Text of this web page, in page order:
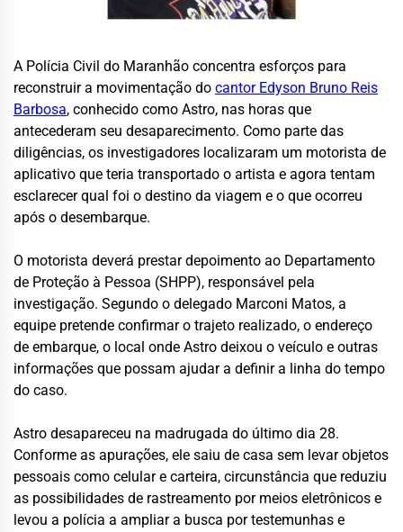
A Polícia Civil do Maranhão concentra esforços para
reconstruir a movimentação do cantor Edyson Bruno Reis
Barbosa, conhecido como Astro, nas horas que
antecederam seu desaparecimento. Como parte das
diligências, os investigadores localizaram um motorista de
aplicativo que teria transportado o artista e agora tentam
esclarecer qual foi o destino da viagem e o que ocorreu
após o desembarque.
O motorista deverá prestar depoimento ao Departamento
de Proteção à Pessoa (SHPP), responsável pela
investigação. Segundo o delegado Marconi Matos, a
equipe pretende confirmar o trajeto realizado, o endereço
de embarque, o local onde Astro deixou o veículo e outras
informações que possam ajudar a definir a linha do tempo
do caso.
Astro desapareceu na madrugada do último dia 28.
Conforme as apurações, ele saiu de casa sem levar objetos
pessoais como celular e carteira, circunstância que reduziu
as possibilidades de rastreamento por meios eletrônicos e
levou a polícia a ampliar a busca por testemunhas e